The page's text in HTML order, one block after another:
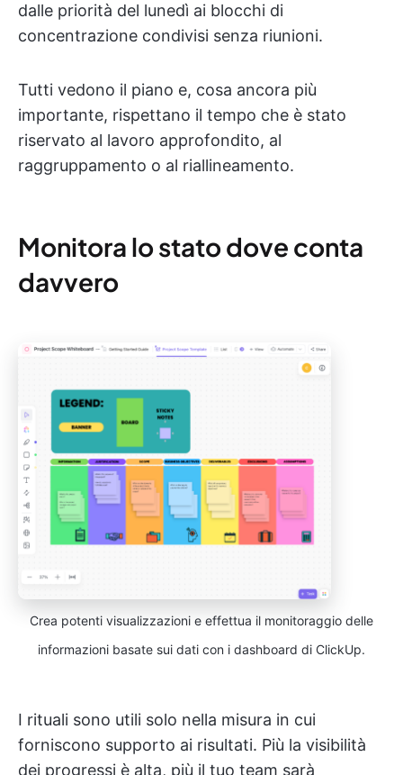
dalle priorità del lunedì ai blocchi di
concentrazione condivisi senza riunioni.
Tutti vedono il piano e, cosa ancora più
importante, rispettano il tempo che è stato
riservato al lavoro approfondito, al
raggruppamento o al riallineamento.
Monitora lo stato dove conta
davvero
Crea potenti visualizzazioni e effettua il monitoraggio delle
informazioni basate sui dati con i dashboard di ClickUp.
I rituali sono utili solo nella misura in cui
forniscono supporto ai risultati. Più la visibilità
dei progressi è alta, più il tuo team sarà